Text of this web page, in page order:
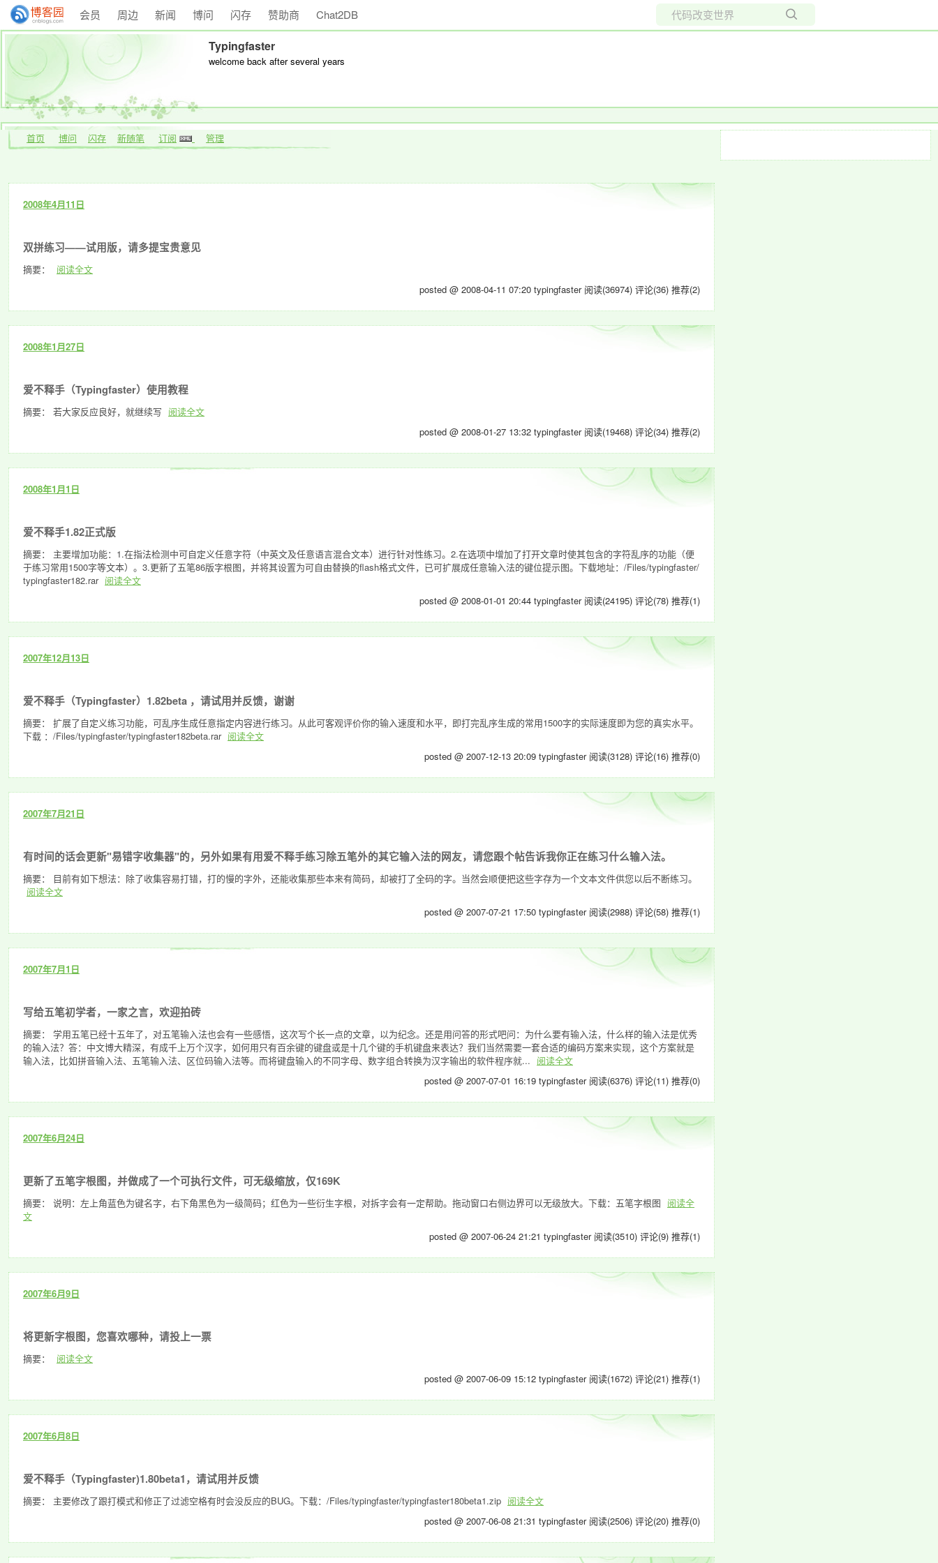
会员 周边 新闻 博问 闪存 赞助商 Chat2DB
Typingfaster
welcome back after several years
首页 博问 闪存 新随笔 订阅 管理
2008年4月11日
双拼练习——试用版，请多提宝贵意见
摘要：
阅读全文
posted @ 2008-04-11 07:20 typingfaster 阅读(36974) 评论(36) 推荐(2)
2008年1月27日
爱不释手（Typingfaster）使用教程
摘要： 若大家反应良好，就继续写 阅读全文
posted @ 2008-01-27 13:32 typingfaster 阅读(19468) 评论(34) 推荐(2)
2008年1月1日
爱不释手1.82正式版
摘要： 主要增加功能：1.在指法检测中可自定义任意字符（中英文及任意语言混合文本）进行针对性练习。2.在选项中增加了打开文章时使其包含的字符乱序的功能（便
于练习常用1500字等文本）。3.更新了五笔86版字根图，并将其设置为可自由替换的flash格式文件，已可扩展成任意输入法的键位提示图。下载地址：/Files/typingfaster/
typingfaster182.rar 阅读全文
posted @ 2008-01-01 20:44 typingfaster 阅读(24195) 评论(78) 推荐(1)
2007年12月13日
爱不释手（Typingfaster）1.82beta ，请试用并反馈，谢谢
摘要： 扩展了自定义练习功能，可乱序生成任意指定内容进行练习。从此可客观评价你的输入速度和水平，即打完乱序生成的常用1500字的实际速度即为您的真实水平。
下载 ：/Files/typingfaster/typingfaster182beta.rar 阅读全文
posted @ 2007-12-13 20:09 typingfaster 阅读(3128) 评论(16) 推荐(0)
2007年7月21日
有时间的话会更新"易错字收集器"的，另外如果有用爱不释手练习除五笔外的其它输入法的网友，请您跟个帖告诉我你正在练习什么输入法。
摘要： 目前有如下想法：除了收集容易打错，打的慢的字外，还能收集那些本来有简码，却被打了全码的字。当然会顺便把这些字存为一个文本文件供您以后不断练习。
阅读全文
posted @ 2007-07-21 17:50 typingfaster 阅读(2988) 评论(58) 推荐(1)
2007年7月1日
写给五笔初学者，一家之言，欢迎拍砖
摘要： 学用五笔已经十五年了，对五笔输入法也会有一些感悟，这次写个长一点的文章，以为纪念。还是用问答的形式吧问：为什么要有输入法，什么样的输入法是优秀
的输入法？答：中文博大精深，有成千上万个汉字，如何用只有百余键的键盘或是十几个键的手机键盘来表达？我们当然需要一套合适的编码方案来实现，这个方案就是
输入法，比如拼音输入法、五笔输入法、区位码输入法等。而将键盘输入的不同字母、数字组合转换为汉字输出的软件程序就... 阅读全文
posted @ 2007-07-01 16:19 typingfaster 阅读(6376) 评论(11) 推荐(0)
2007年6月24日
更新了五笔字根图，并做成了一个可执行文件，可无级缩放，仅169K
摘要： 说明：左上角蓝色为键名字，右下角黑色为一级简码；红色为一些衍生字根，对拆字会有一定帮助。拖动窗口右侧边界可以无级放大。下载：五笔字根图 阅读全
文
posted @ 2007-06-24 21:21 typingfaster 阅读(3510) 评论(9) 推荐(1)
2007年6月9日
将更新字根图，您喜欢哪种，请投上一票
摘要：
阅读全文
posted @ 2007-06-09 15:12 typingfaster 阅读(1672) 评论(21) 推荐(1)
2007年6月8日
爱不释手（Typingfaster)1.80beta1，请试用并反馈
摘要： 主要修改了跟打模式和修正了过滤空格有时会没反应的BUG。下载：/Files/typingfaster/typingfaster180beta1.zip 阅读全文
posted @ 2007-06-08 21:31 typingfaster 阅读(2506) 评论(20) 推荐(0)